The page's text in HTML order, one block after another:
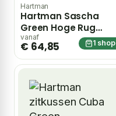
Hartman
Hartman Sascha
Green Hoge Rug
kussen 123x50x10 cm
– groen
vanaf
€ 64,85 1 shop